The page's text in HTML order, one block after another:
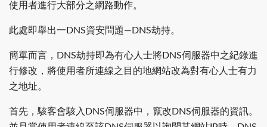
使用者進行大部分之網路動作。
此處即舉出一DNS資安問題—DNS劫持。
簡單而言，DNS劫持即為有心人士將DNS伺服器中之紀錄進
行修改，將使用者所連線之目的地網站改為對有心人士有力
之地址。
首先，駭客會駭入DNS伺服器中，竄改DNS伺服器的資訊。